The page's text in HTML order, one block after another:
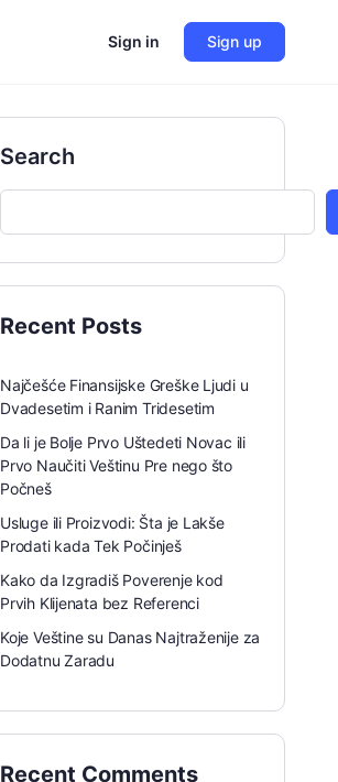
Sign in Sign up
Search
Recent Posts
Najčešće Finansijske Greške Ljudi u
Dvadesetim i Ranim Tridesetim
Da li je Bolje Prvo Uštedeti Novac ili
Prvo Naučiti Veštinu Pre nego što
Počneš
Usluge ili Proizvodi: Šta je Lakše
Prodati kada Tek Počinješ
Kako da Izgradiš Poverenje kod
Prvih Klijenata bez Referenci
Koje Veštine su Danas Najtraženije za
Dodatnu Zaradu
Recent Comments